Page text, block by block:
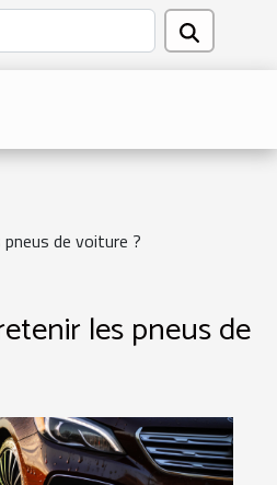
de voiture ?
les pneus de